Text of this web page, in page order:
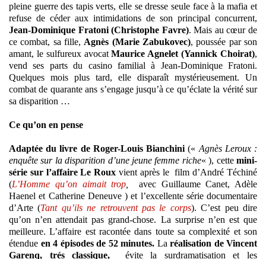
pleine guerre des tapis verts, elle se dresse seule face à la mafia et
refuse de céder aux intimidations de son principal concurrent,
Jean-Dominique Fratoni (Christophe Favre). Mais au cœur de
ce combat, sa fille, Agnès (Marie Zabukovec), poussée par son
amant, le sulfureux avocatMaurice Agnelet (Yannick Choirat),
vend ses parts du casino familial à Jean-Dominique Fratoni.
Quelques mois plus tard, elle disparaît mystérieusement. Un
combat de quarante ans s’engage jusqu’à ce qu’éclate la vérité sur
sa disparition …
Ce qu’on en pense
Adaptée du livre de Roger-Louis Bianchini (« Agnès Leroux :
enquête sur la disparition d’une jeune femme riche« ), cettemini-
série sur l’affaire Le Roux vient après le film d’André Téchiné
(L’Homme qu’on aimait trop
avec Guillaume Canet, Adèle
Haenel et Catherine Deneuve ) et l’excellente série documentaire
d’Arte (Tant qu’ils ne retrouvent pas le corps). C’est peu dire
qu’on n’en attendait pas grand-chose. La surprise n’en est que
meilleure. L’affaire est racontée dans toute sa complexité et son
étendue en 4 épisodes de 52 minutes. La réalisation de Vincent
Garenq, trés classique, évite la surdramatisation et les